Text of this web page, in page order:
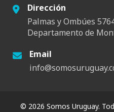
Dirección
Palmas y Ombúes
Departamento de
Email
© 2026 Somos Uruguay.